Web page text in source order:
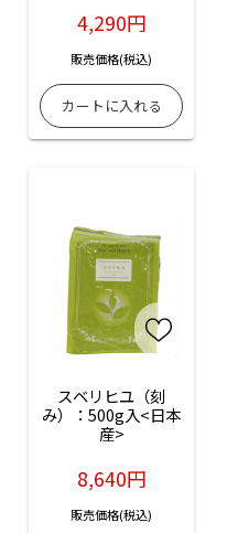
4,290円
販売価格(税込)
スベリヒユ（刻
み）：500g入<日本
産>
8,640円
販売価格(税込)